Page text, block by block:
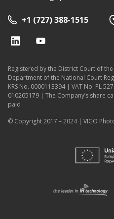
+1 (727) 388-1515
Registered by the District Court of
Department of the National Court
KRS No. 0000113394 | VAT No. PL
010265179 | The Company’s share
paid
© Copyright 2017 – 2024 | VIGO